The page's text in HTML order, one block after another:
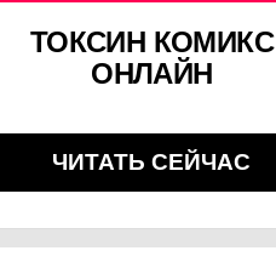
ТОКСИН КОМИКС
ОНЛАЙН
ЧИТАТЬ СЕЙЧАС